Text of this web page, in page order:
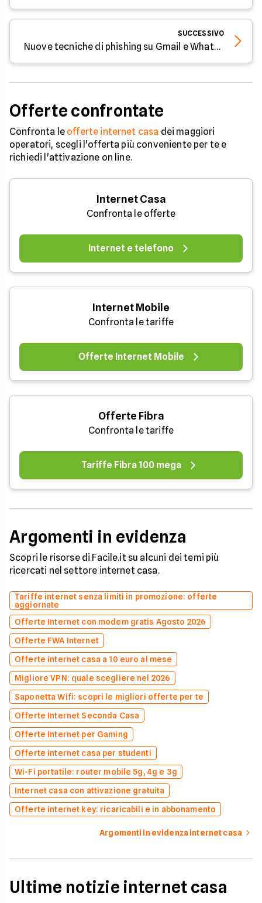
SUCCESSIVO
Nuove tecniche di phishing su Gmail e WhatsApp: come proteggersi dalle truffe
Offerte confrontate
Confronta le offerte internet casa dei maggiori
operatori, scegli l'offerta più conveniente per te e
richiedi l'attivazione on line.
Internet Casa
Confronta le offerte
Internet e telefono
Internet Mobile
Confronta le tariffe
Offerte Internet Mobile
Offerte Fibra
Confronta le tariffe
Tariffe Fibra 100 mega
Argomenti in evidenza
Scopri le risorse di Facile.it su alcuni dei temi più
ricercati nel settore internet casa.
Tariffe internet senza limiti in promozione: offerte
aggiornate
Offerte Internet con modem gratis Agosto 2026
Offerte FWA Internet
Offerte internet casa a 10 euro al mese
Migliore VPN: quale scegliere nel 2026
Saponetta Wifi: scopri le migliori offerte per te
Offerte Internet Seconda Casa
Offerte Internet per Gaming
Offerte internet casa per studenti
Wi-Fi portatile: router mobile 5g, 4g e 3g
Internet casa con attivazione gratuita
Offerte internet key: ricaricabili e in abbonamento
Argomenti in evidenza internet casa
Ultime notizie internet casa